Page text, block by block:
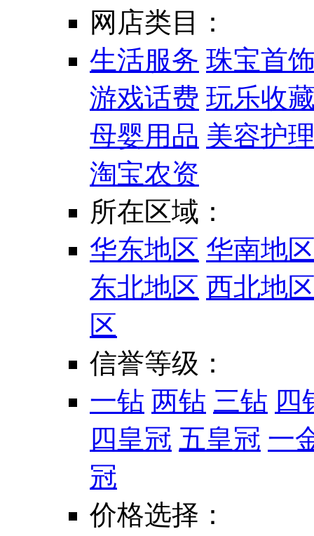
网店类目：
生活服务 珠宝首
游戏话费 玩乐收
母婴用品 美容护
淘宝农资
所在区域：
华东地区 华南地
东北地区 西北地
区
信誉等级：
一钻 两钻 三钻 四
四皇冠 五皇冠 一
冠
价格选择：